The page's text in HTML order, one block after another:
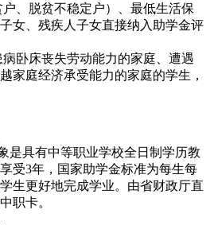
、脱贫不稳定户）、最低生活保
女、残疾人子女直接纳入助学金评
卧床丧失劳动能力的家庭、遭遇
家庭经济承受能力的家庭的学生，
是具有中等职业学校全日制学历教
受3年，国家助学金标准为每生每
生更好地完成学业。由省财政厅直
职卡。